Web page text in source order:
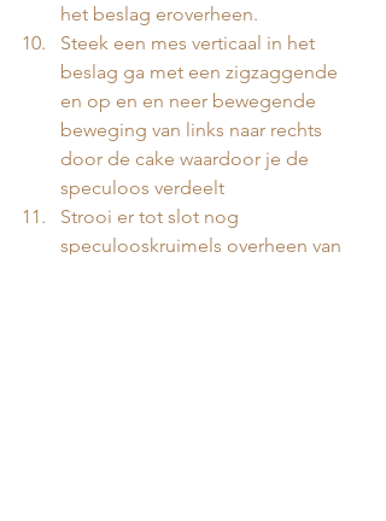
het beslag eroverheen.
Steek een mes verticaal in het
beslag ga met een zigzaggende
en op en en neer bewegende
beweging van links naar rechts
door de cake waardoor je de
speculoos verdeelt
Strooi er tot slot nog
speculooskruimels overheen van